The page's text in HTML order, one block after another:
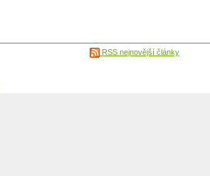
RSS nejnovější články